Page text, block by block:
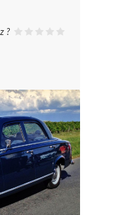
BLV ?
?